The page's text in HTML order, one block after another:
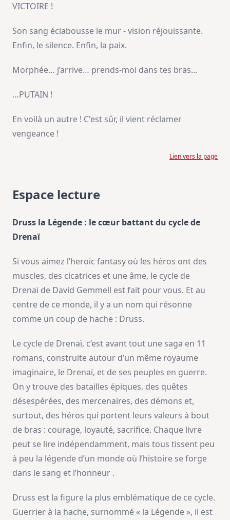
VICTOIRE !
Son sang éclabousse le mur - vision réjouissante.
Enfin, le silence. Enfin, la paix.
Morphée… j’arrive… prends-moi dans tes bras...
…PUTAIN !
En voilà un autre ! C'est sûr, il vient réclamer
vengeance !
Lien vers la page
Espace lecture
Druss la Légende : le cœur battant du cycle de
Drenaï
Si vous aimez l’heroic fantasy où les héros ont des
muscles, des cicatrices et une âme, le cycle de
Drenaï de David Gemmell est fait pour vous. Et au
centre de ce monde, il y a un nom qui résonne
comme un coup de hache : Druss.
Le cycle de Drenaï, c’est avant tout une saga en 11
romans, construite autour d’un même royaume
imaginaire, le Drenaï, et de ses peuples en guerre.
On y trouve des batailles épiques, des quêtes
désespérées, des mercenaires, des démons et,
surtout, des héros qui portent leurs valeurs à bout
de bras : courage, loyauté, sacrifice. Chaque livre
peut se lire indépendamment, mais tous tissent peu
à peu la légende d’un monde où l’histoire se forge
dans le sang et l’honneur .
Druss est la figure la plus emblématique de ce cycle.
Guerrier à la hache, surnommé « la Légende », il est